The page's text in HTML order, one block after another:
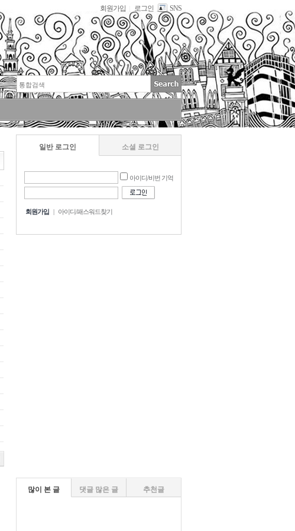
회원가입 로그인 SNS
일반 로그인 소셜 로그인
아이디/비번 기억
회원가입 | 아이디/패스워드찾기
많이 본 글 댓글 많은 글 추천글